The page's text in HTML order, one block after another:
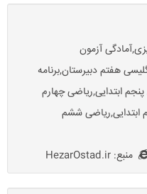
آزمون
هفتم دبیرستان,برنامه
ابتدایی,ریاضی چهارم
ابتدایی,ریاضی ششم
منبع: HezarOstad.ir